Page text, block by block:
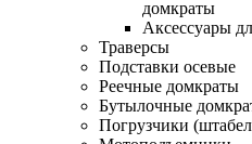
домкраты
Аксессуары
Траверсы
Подставки осевые
Реечные домкраты
Бутылочные
Погрузчики